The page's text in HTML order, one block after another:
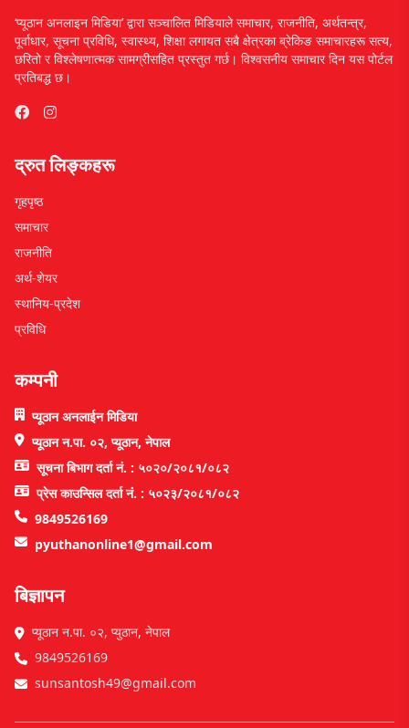
‘प्यूठान अनलाइन मिडिया’ द्वारा सञ्चालित मिडियाले समाचार, राजनीति, अर्थतन्त्र,
पूर्वाधार, सूचना प्रविधि, स्वास्थ्य, शिक्षा लगायत सबै क्षेत्रका ब्रेकिङ समाचारहरू सत्य,
छरितो र विश्लेषणात्मक सामग्रीसहित प्रस्तुत गर्छ। विश्वसनीय समाचार दिन यस पोर्टल
प्रतिबद्ध छ।
द्रुत लिङ्कहरू
गृहपृष्ठ
समाचार
राजनीति
अर्थ-शेयर
स्थानिय-प्रदेश
प्रविधि
कम्पनी
प्यूठान अनलाईन मिडिया
प्यूठान न.पा. ०२, प्यूठान, नेपाल
सूचना बिभाग दर्ता नं. : ५०२०/२०८१/०८२
प्रेस काउन्सिल दर्ता नं. : ५०२३/२०८१/०८२
9849526169
pyuthanonline1@gmail.com
बिज्ञापन
प्यूठान न.पा. ०२, प्युठान, नेपाल
9849526169
sunsantosh49@gmail.com